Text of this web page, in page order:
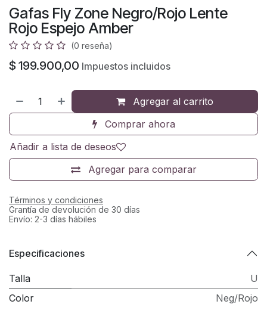
Gafas Fly Zone Negro/Rojo Lente
Rojo Espejo Amber
(0 reseña)
$ 199.900,00 Impuestos incluidos
Agregar al carrito
Comprar ahora
Agregar para comparar
Añadir a lista de deseos
Términos y condiciones
Grantía de devolución de 30 días
Envío: 2-3 días hábiles
Especificaciones
Talla
U
Color
Neg/Rojo